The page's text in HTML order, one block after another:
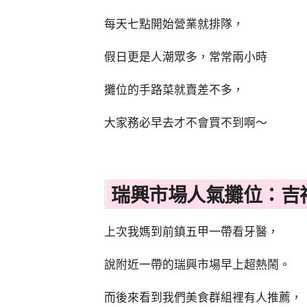
每天七點開始營業就排隊，
假日更是人潮眾多，常常兩小時
攤位的手路菜就賣差不多，
大家務必早去才不會買不到啊～
瑞興市場人氣攤位：吉
上次我媽到前鎮五甲一帶看牙醫，
說附近一帶的瑞興市場早上超熱鬧。
而後來看到我們美食群組裡有人推薦，